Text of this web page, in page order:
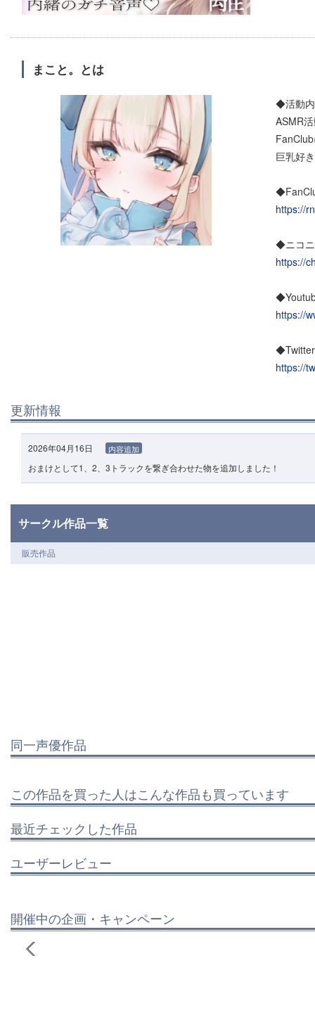
まこと。とは
◆活動
ASMR
巨乳好
https://
◆ニコ
https://
https://
https://
更新情報
2026年04月16日 内容追加
おまけとして1、2、3トラックを繋ぎ合わせた物を追加しました！
サークル作品一覧
販売作品
同一声優作品
この作品を買った人はこんな作品も買っています
最近チェックした作品
ユーザーレビュー
開催中の企画・キャンペーン